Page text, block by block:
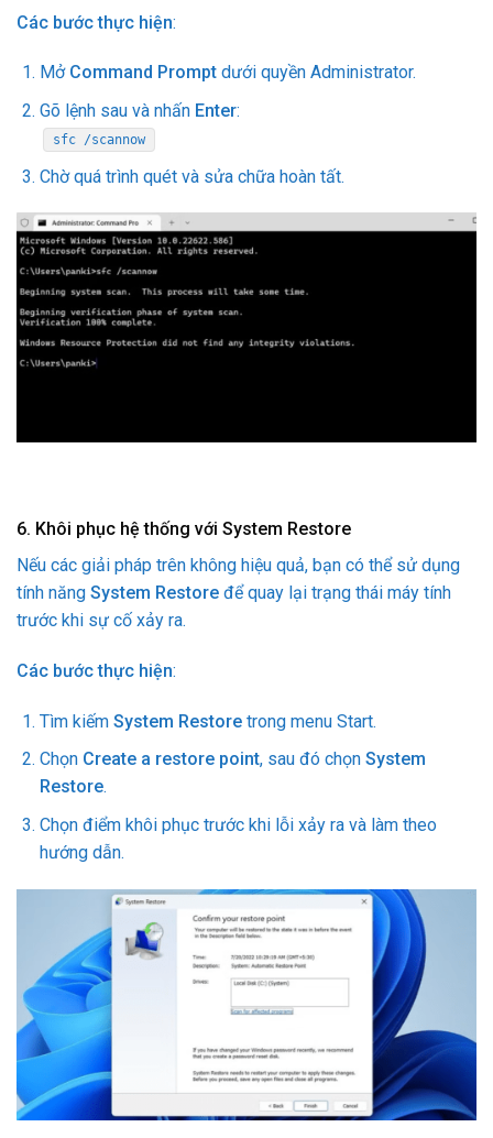
Các bước thực hiện:
Mở Command Promptdưới quyền Administrator.
Gõ lệnh sau và nhấn Enter:
sfc /scannow
Chờ quá trình quét và sửa chữa hoàn tất.
6. Khôi phục hệ thống với System Restore
Nếu các giải pháp trên không hiệu quả, bạn có thể sử dụng
tính năng System Restore để quay lại trạng thái máy tính
trước khi sự cố xảy ra.
Các bước thực hiện:
Tìm kiếm System Restoretrong menu Start.
Chọn Create a restore point, sau đó chọn System
Restore.
Chọn điểm khôi phục trước khi lỗi xảy ra và làm theo
hướng dẫn.